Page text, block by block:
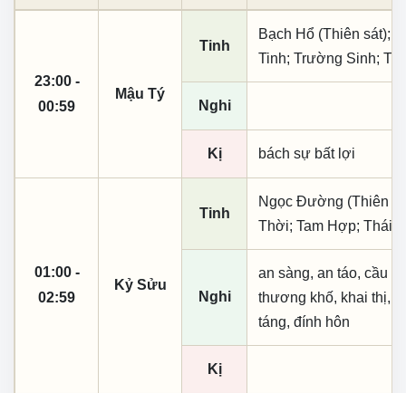
23:00 -
00:59
Mậu Tý
Tinh
Bạch Hổ (Thiên sát);
Tinh; Trường Sinh;
Nghi
Kị bách sự bất lợi
01:00 -
02:59
Kỷ Sửu
Tinh
Ngọc Đường (Thiên
Thời; Tam Hợp; Thái
Nghi
an sàng, an táo, cầu
thương khố, khai thị,
táng, đính hôn
Kị